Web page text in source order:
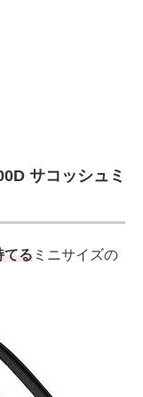
サコッシュミ
てる ミニサイズの